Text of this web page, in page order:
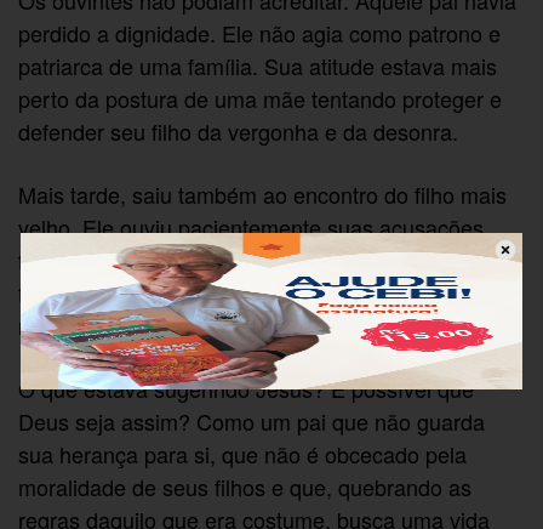
perdido a dignidade. Ele não agia como patrono e
patriarca de uma família. Sua atitude estava mais
perto da postura de uma mãe tentando proteger e
defender seu filho da vergonha e da desonra.
Mais tarde, saiu também ao encontro do filho mais
velho. Ele ouviu pacientemente suas acusações,
falou-lhe com especial ternura e o convidou para a
festa. Só queria ver seus filhos sentados na mesma
mesa, compartilhando um banquete festivo.
O que estava sugerindo Jesus? É possível que
Deus seja assim? Como um pai que não guarda
sua herança para si, que não é obcecado pela
moralidade de seus filhos e que, quebrando as
regras daquilo que era costume, busca uma vida